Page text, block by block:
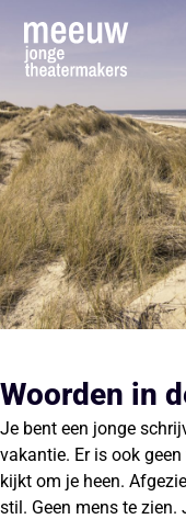
Woorden in
Je bent een jonge
vakantie. Er is ook
kijkt om je heen.
stil. Geen mens te